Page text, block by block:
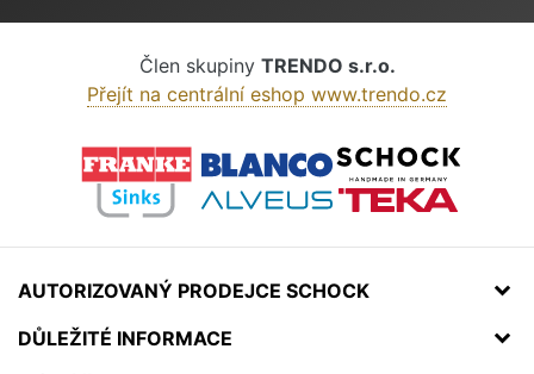
Člen skupiny TRENDO s.r.o.
Přejít na centrální eshop www.trendo.cz
AUTORIZOVANÝ PRODEJCE SCHOCK
DŮLEŽITÉ INFORMACE